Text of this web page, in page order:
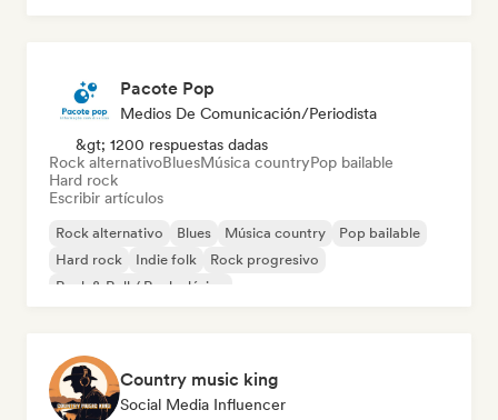
Pacote Pop
Medios De Comunicación/Periodista
&gt; 1200 respuestas dadas
Rock alternativoBluesMúsica countryPop bailable
Hard rock
Escribir artículos
Rock alternativo Blues Música country
Pop bailable
Hard rock
Indie folk
Rock progresivo
Rock & Roll / Rock clásico
Country music king
Social Media Influencer